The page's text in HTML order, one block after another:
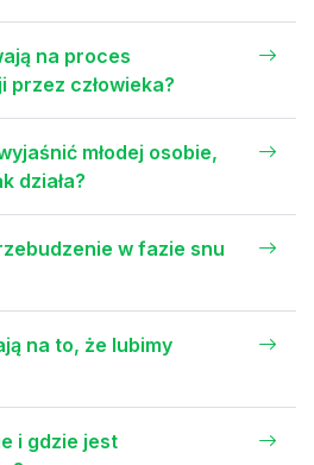
na proces
przez człowieka?
młodej osobie,
działa?
w fazie snu
na to, że lubimy
i gdzie jest